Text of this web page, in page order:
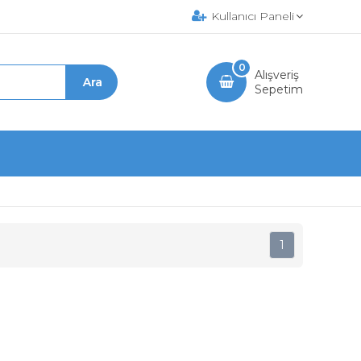
Kullanıcı Paneli
Alışveriş
Sepetim
0
1